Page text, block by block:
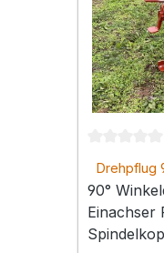
Drehpflug
F560 | Mit
90°
Einachser